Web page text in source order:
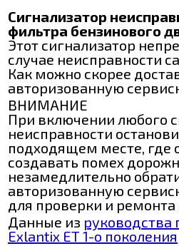
Сигнализатор
фильтра бензинового
Этот сигнализатор
случае неисправности
Как можно скорее
авторизованную
ВНИМАНИЕ
При включении любого
неисправности
подходящем месте, где
создавать помех
незамедлительно
авторизованную
для проверки и
Данные из руководства
Exlantix ET 1-о поколения